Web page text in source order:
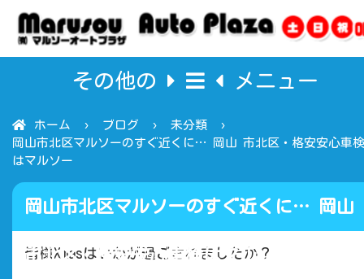
その他の メニュー
ホーム ブログ
未分類
岡山市北区マルソーのすぐ近くに… 岡山 市北区・格安安心車検
はマルソー
岡山市北区マルソーのすぐ近くに… 岡山
市北区・格安安心車検はマルソー
皆様Xmasはいかが過ごされましたか？